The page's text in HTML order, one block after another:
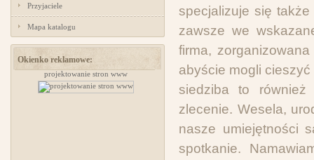
Przyjaciele
Mapa katalogu
Okienko reklamowe:
projektowanie stron www projektowanie stron www
specjalizuje się
zawsze we
firma,
abyście mogli
siedziba to również
zlecenie. Wesela,
nasze umiejętności
spotkanie.